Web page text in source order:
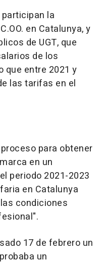
la
en Catalunya, y
de UGT, que
de los
que entre 2021 y
las tarifas en el
para obtener
en un
periodo 2021-2023
en Catalunya
condiciones
17 de febrero un
un